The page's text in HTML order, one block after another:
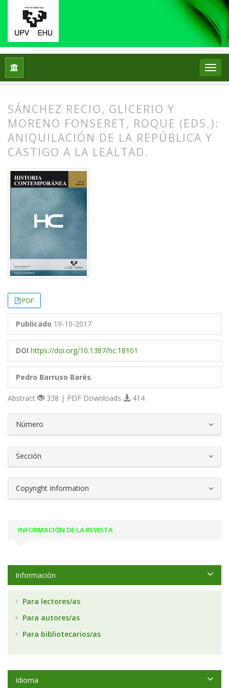
Inicio
SÁNCHEZ RECIO, GLICERIO Y
MORENO FONSERET, ROQUE (EDS.):
ANIQUILACIÓN DE LA REPÚBLICA Y
CASTIGO A LA LEALTAD.
PDF
Publicado 19-10-2017
DOI https://doi.org/10.1387/hc.18101
Pedro Barruso Barés
Abstract 338 | PDF Downloads 414
Número
Sección
Copyright Information
INFORMACIÓN DE LA REVISTA
Información
Para lectores/as
Para autores/as
Para bibliotecarios/as
Idioma